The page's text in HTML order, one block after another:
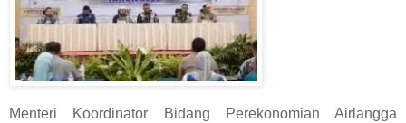
Menteri Koordinator Bidang Perekonomian Airlangga